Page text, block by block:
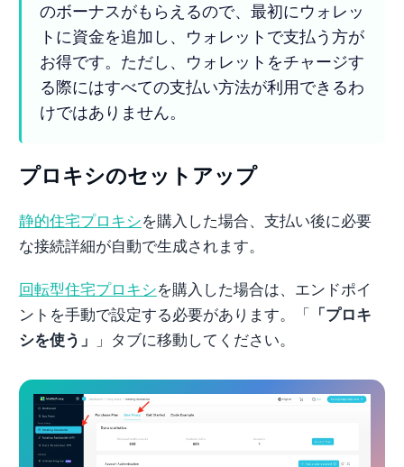
のボーナスがもらえるので、最初にウォレッ
トに資金を追加し、ウォレットで支払う方が
お得です。ただし、ウォレットをチャージす
る際にはすべての支払い方法が利用できるわ
けではありません。
プロキシのセットアップ
静的住宅プロキシを購入した場合、支払い後に必要
な接続詳細が自動で生成されます。
回転型住宅プロキシを購入した場合は、エンドポイ
ントを手動で設定する必要があります。「 「プロキ
シを使う」
」タブに移動してください。